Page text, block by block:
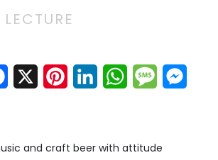
Facebook
X Pinterest
LinkedInWhatsApp
and craft beer with attitude